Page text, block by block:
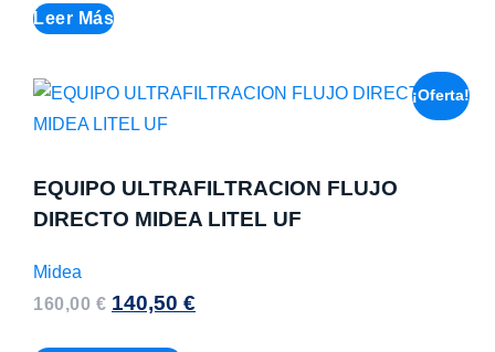
Leer Más
¡Oferta!
EQUIPO ULTRAFILTRACION FLUJO
DIRECTO MIDEA LITEL UF
Midea
160,00 € 140,50 €